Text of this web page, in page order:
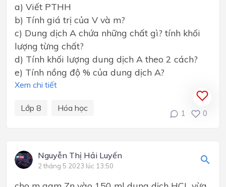
a) Viết PTHH
b) Tính giá trị của V và m?
c) Dung dịch A chứa những chất gì? tính khối
lượng từng chất?
d) Tính khối lượng dung dịch A theo 2 cách?
e) Tính nồng độ % của dung dịch A?
Xem chi tiết
Lớp 8 Hóa học
1 0
Nguyễn Thị Hải Luyến
2 tháng 5 2023 lúc 13:50